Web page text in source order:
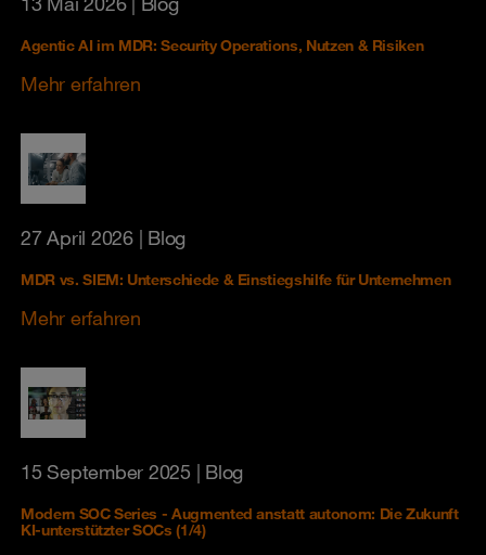
Agentic AI im MDR: Security Operations, Nutzen & Risiken
Mehr erfahren
27 April 2026| Blog
MDR vs. SIEM: Unterschiede & Einstiegshilfe für Unternehmen
Mehr erfahren
15 September 2025 | Blog
Modern SOC Series - Augmented anstatt autonom: Die Zukunft
KI-unterstützter SOCs (1/4)